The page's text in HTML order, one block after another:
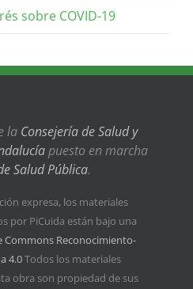
sobre COVID-19
la Consejería de Salud y
puesto en marcha
Salud Pública.
expresa, los materiales
por PiCuida están bajo una
Commons Reconocimiento-
4.0Todos los materiales
obra son propiedad de sus